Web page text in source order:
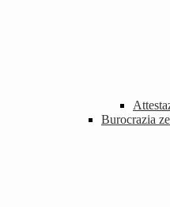
Burocrazia